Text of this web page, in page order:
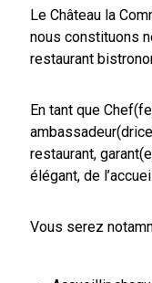
Le Château la
nous constituons
restaurant
En tant que
restaurant,
élégant, de
Vous serez